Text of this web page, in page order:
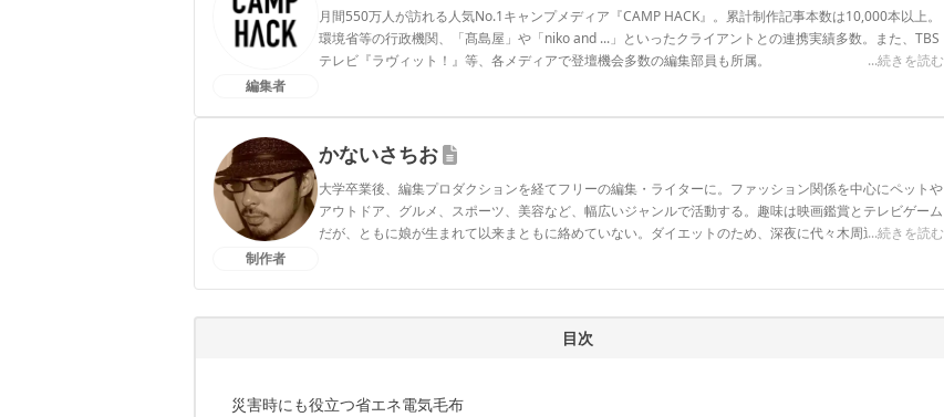
編集者
月間550万人が訪れる人気No.1キャンプメディア『CAMP HACK』。累計制作記事本数は10,000本以上。
環境省等の行政機関、「髙島屋」や「niko and ...」といったクライアントとの連携実績多数。また、TBS
テレビ『ラヴィット！』等、各メディアで登壇機会多数の編集部員も所属。
...続きを読む
制作者
かないさちお
大学卒業後、編集プロダクションを経てフリーの編集・ライターに。ファッション関係を中心にペットや
アウトドア、グルメ、スポーツ、美容など、幅広いジャンルで活動する。趣味は映画鑑賞とテレビゲーム
だが、ともに娘が生まれて以来まともに絡めていない。ダイエットのため、深夜に代々木周辺を徘徊中。
...続きを読む
目次
災害時にも役立つ省エネ電気毛布